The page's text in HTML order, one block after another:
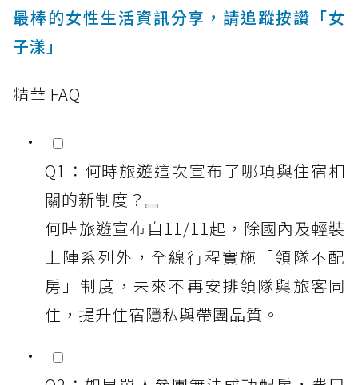
最棒的女性生活資訊分享，請追蹤按讚「女
子漾」
精華 FAQ
Q1：何時旅遊這次宣布了哪項與住宿相
關的新制度？
何時旅遊宣布自11/11起，除國內及輕裝
上陣系列外，全線行程實施「領隊不配
房」制度，未來不再安排領隊與旅客同
住，提升住宿隱私與帶團品質。